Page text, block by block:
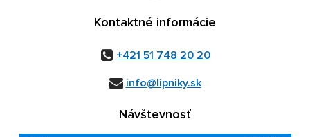
Kontaktné informácie
+421 51 748 20 20
info@lipniky.sk
Návštevnosť